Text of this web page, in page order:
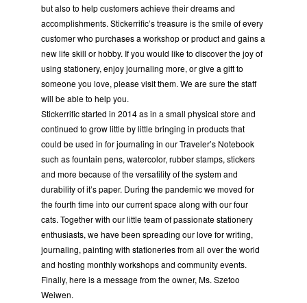
but also to help customers achieve their dreams and
accomplishments. Stickerrific’s treasure is the smile of every
customer who purchases a workshop or product and gains a
new life skill or hobby. If you would like to discover the joy of
using stationery, enjoy journaling more, or give a gift to
someone you love, please visit them. We are sure the staff
will be able to help you.
Stickerrific started in 2014 as in a small physical store and
continued to grow little by little bringing in products that
could be used in for journaling in our Traveler’s Notebook
such as fountain pens, watercolor, rubber stamps, stickers
and more because of the versatility of the system and
durability of it’s paper. During the pandemic we moved for
the fourth time into our current space along with our four
cats. Together with our little team of passionate stationery
enthusiasts, we have been spreading our love for writing,
journaling, painting with stationeries from all over the world
and hosting monthly workshops and community events.
Finally, here is a message from the owner, Ms. Szetoo
Weiwen.